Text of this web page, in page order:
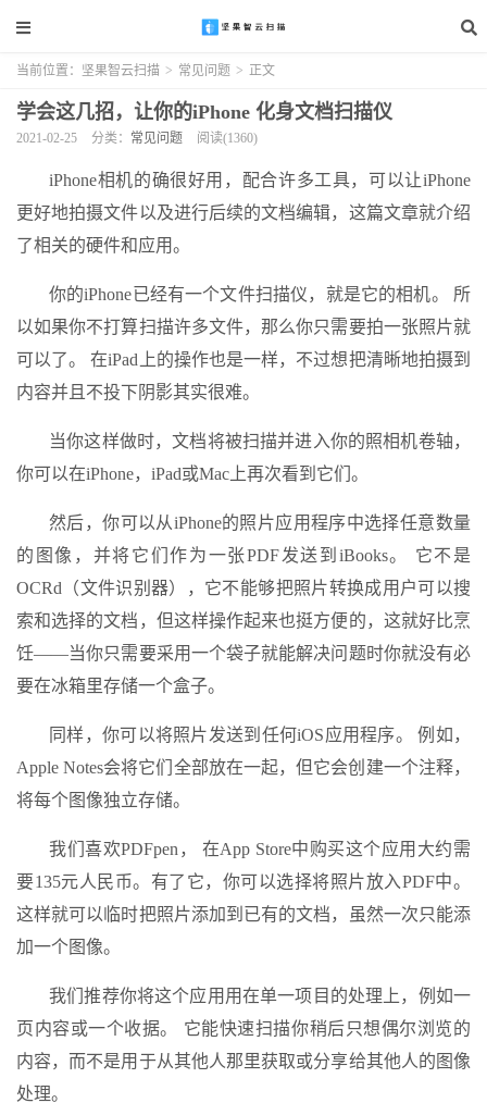
当前位置： 坚果智云扫描 > 常见问题 > 正文
学会这几招，让你的iPhone 化身文档扫描仪
2021-02-25 分类： 常见问题 阅读(1360)
iPhone相机的确很好用，配合许多工具，可以让iPhone
更好地拍摄文件以及进行后续的文档编辑，这篇文章就介绍
了相关的硬件和应用。
你的iPhone已经有一个文件扫描仪，就是它的相机。 所
以如果你不打算扫描许多文件，那么你只需要拍一张照片就
可以了。 在iPad上的操作也是一样，不过想把清晰地拍摄到
内容并且不投下阴影其实很难。
当你这样做时，文档将被扫描并进入你的照相机卷轴，
你可以在iPhone，iPad或Mac上再次看到它们。
然后，你可以从iPhone的照片应用程序中选择任意数量
的图像，并将它们作为一张PDF发送到iBooks。 它不是
OCRd（文件识别器），它不能够把照片转换成用户可以搜
索和选择的文档，但这样操作起来也挺方便的，这就好比烹
饪——当你只需要采用一个袋子就能解决问题时你就没有必
要在冰箱里存储一个盒子。
同样，你可以将照片发送到任何iOS应用程序。 例如，
Apple Notes会将它们全部放在一起，但它会创建一个注释，
将每个图像独立存储。
我们喜欢PDFpen， 在App Store中购买这个应用大约需
要135元人民币。有了它，你可以选择将照片放入PDF中。
这样就可以临时把照片添加到已有的文档，虽然一次只能添
加一个图像。
我们推荐你将这个应用用在单一项目的处理上，例如一
页内容或一个收据。 它能快速扫描你稍后只想偶尔浏览的
内容，而不是用于从其他人那里获取或分享给其他人的图像
处理。